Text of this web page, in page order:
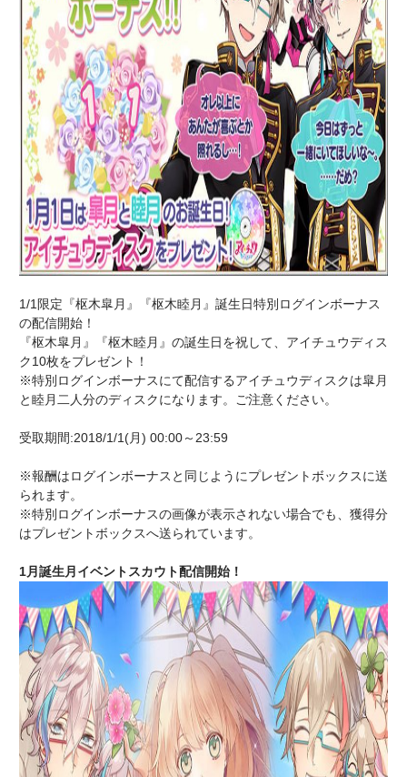
1/1限定『枢木皐月』『枢木睦月』誕生日特別ログインボーナス
の配信開始！
『枢木皐月』『枢木睦月』の誕生日を祝して、アイチュウディス
ク10枚をプレゼント！
※特別ログインボーナスにて配信するアイチュウディスクは皐月
と睦月二人分のディスクになります。ご注意ください。
受取期間:2018/1/1(月) 00:00～23:59
※報酬はログインボーナスと同じようにプレゼントボックスに送
られます。
※特別ログインボーナスの画像が表示されない場合でも、獲得分
はプレゼントボックスへ送られています。
1月誕生月イベントスカウト配信開始！